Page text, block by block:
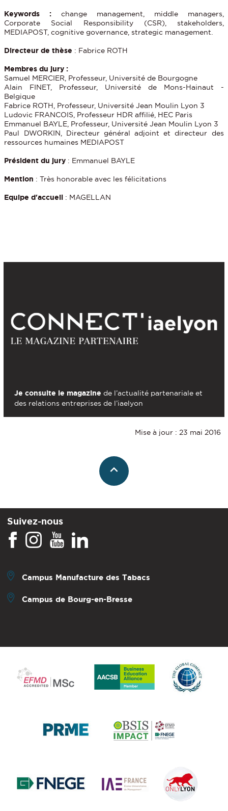
Keywords :
change management, middle managers,
Corporate Social Responsibility (CSR), stakeholders,
MEDIAPOST, cognitive governance, strategic management.
Directeur de thèse : Fabrice ROTH
Membres du jury :
Samuel MERCIER, Professeur, Université de Bourgogne
Alain FINET, Professeur, Université de Mons-Hainaut -
Belgique
Fabrice ROTH, Professeur, Université Jean Moulin Lyon 3
Ludovic FRANCOIS, Professeur HDR affilié, HEC Paris
Emmanuel BAYLE, Professeur, Université Jean Moulin Lyon 3
Paul DWORKIN, Directeur général adjoint et directeur des
ressources humaines MEDIAPOST
Président du jury : Emmanuel BAYLE
Mention : Très honorable avec les félicitations
Equipe d'accueil : MAGELLAN
Je consulte le magazine de l’actualité partenariale et
des relations entreprises de l’iaelyon
Mise à jour : 23 mai 2016
Suivez-nous
Campus Manufacture des Tabacs
Campus de Bourg-en-Bresse